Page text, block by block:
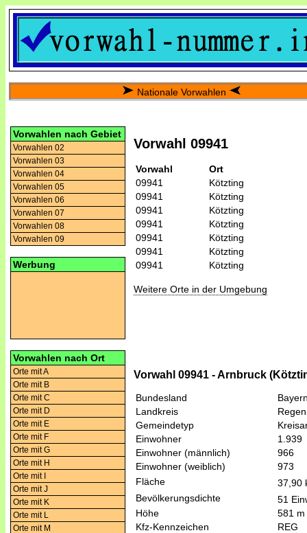
Nationale Vorwahlen
Vorwahlen nach Gebiet
Vorwahlen 02
Vorwahlen 03
Vorwahlen 04
Vorwahlen 05
Vorwahlen 06
Vorwahlen 07
Vorwahlen 08
Vorwahlen 09
Werbung
Vorwahlen nach Ort
Orte mit A
Orte mit B
Orte mit C
Orte mit D
Orte mit E
Orte mit F
Orte mit G
Orte mit H
Orte mit I
Orte mit J
Orte mit K
Orte mit L
Orte mit M
Vorwahl 09941
Vorwahl
Ort
09941
Kötzting
09941
Kötzting
09941
Kötzting
09941
Kötzting
09941
Kötzting
09941
Kötzting
09941
Kötzting
Weitere Orte in der Umgebung
Vorwahl 09941 - Arnbruck
Bundesland
Landkreis
Regen
Gemeindetyp
Einwohner
1.939
Einwohner (männlich)
966
Einwohner (weiblich)
973
Fläche
37,90
Bevölkerungsdichte
51
Höhe
581 m
Kfz-Kennzeichen
REG